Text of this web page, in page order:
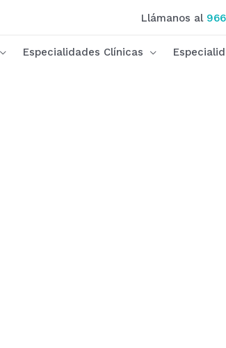
Llámanos al
Especialidades Clínicas